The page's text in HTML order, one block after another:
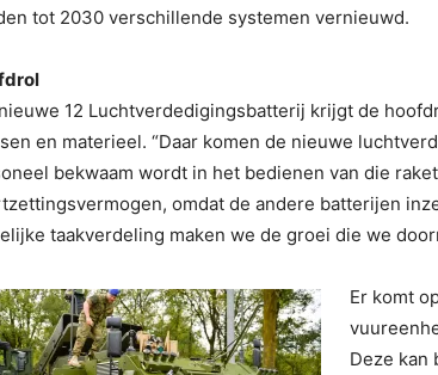
tot 2030 verschillende systemen vernieuwd.
12 Luchtverdedigingsbatterij krijgt de
en materieel. “Daar komen de nieuwe
bekwaam wordt in het bedienen van die
omdat de andere batterijen
taakverdeling maken we de groei die we
Er komt
Deze kan